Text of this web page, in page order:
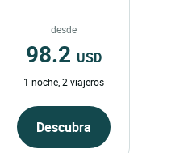
desde
98.2 USD
1 noche, 2 viajeros
Descubra